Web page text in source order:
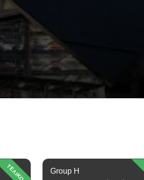
ΤΕΛΙΚΟ Group H